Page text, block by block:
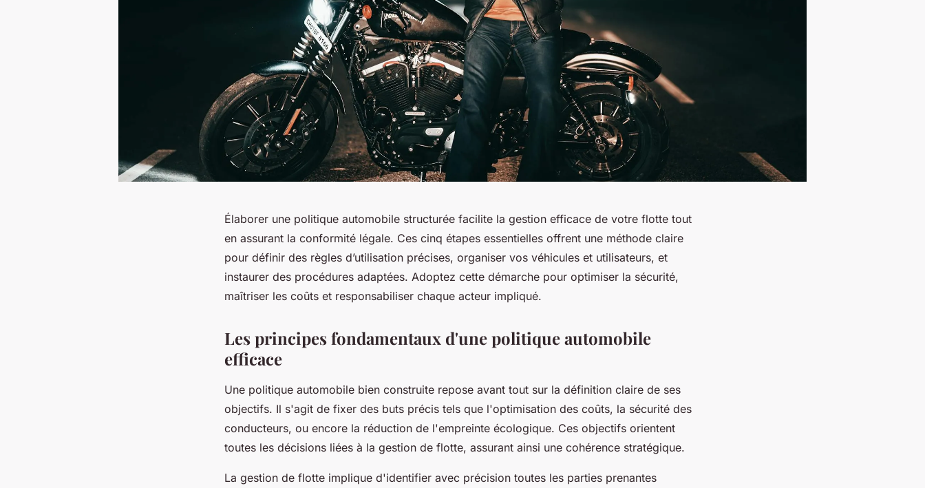
Élaborer une politique automobile structurée facilite la gestion efficace de votre flotte tout
en assurant la conformité légale. Ces cinq étapes essentielles offrent une méthode claire
pour définir des règles d’utilisation précises, organiser vos véhicules et utilisateurs, et
instaurer des procédures adaptées. Adoptez cette démarche pour optimiser la sécurité,
maîtriser les coûts et responsabiliser chaque acteur impliqué.
Les principes fondamentaux d'une politique automobile
efficace
Une politique automobile bien construite repose avant tout sur la définition claire de ses
objectifs. Il s'agit de fixer des buts précis tels que l'optimisation des coûts, la sécurité des
conducteurs, ou encore la réduction de l'empreinte écologique. Ces objectifs orientent
toutes les décisions liées à la gestion de flotte, assurant ainsi une cohérence stratégique.
La gestion de flotte implique d'identifier avec précision toutes les parties prenantes